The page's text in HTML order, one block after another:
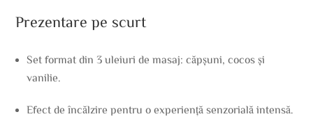
Prezentare pe scurt
Set format din 3 uleiuri de masaj: căpșuni, cocos și
vanilie.
Efect de încălzire pentru o experiență senzorială intensă.